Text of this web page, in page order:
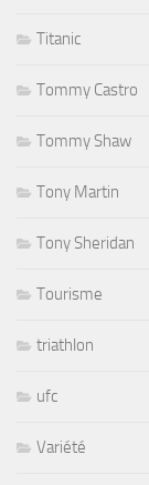
Titanic
Tommy Castro
Tommy Shaw
Tony Martin
Tony Sheridan
Tourisme
triathlon
ufc
Variété